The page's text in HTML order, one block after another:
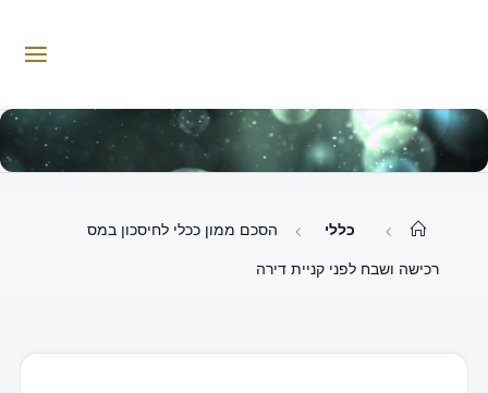
W
W
.
M
I
K
עמוד
כללי
הסכם ממון ככלי לחיסכון במס
רכישה ושבח לפני קניית דירה